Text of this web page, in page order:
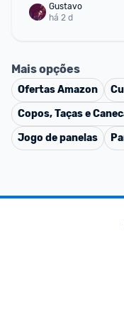
Gustavo
há 2 d
Mais opções
OfertasAmazon
Copos, Taças e
Jogo de panelas